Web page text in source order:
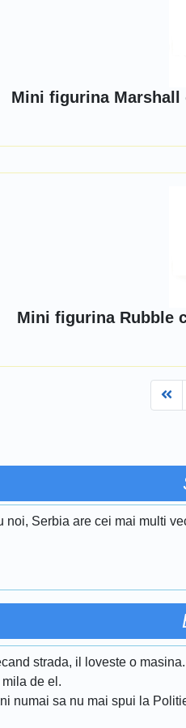
Mini figurina Marshall
Mini figurina Rubble
noi, Serbia are cei mai multi
strada, il loveste o
de el.
numai sa nu mai spui la